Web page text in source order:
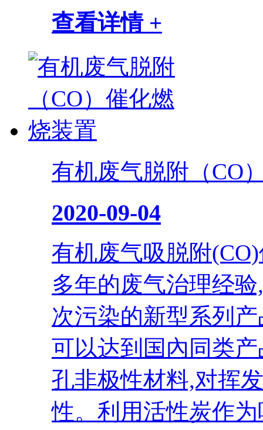
查看详情 +
有机废气脱附（CO
2020-09-04
有机废气吸脱附
多年的废气治理经
次污染的新型系列
可以达到国內同类
孔非极性材料,对挥
性。利用活性炭作